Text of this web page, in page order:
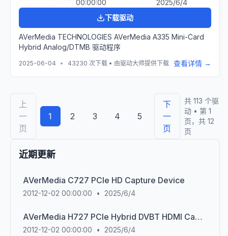
00:00:00
2025/6/4
下载驱动
AVerMedia TECHNOLOGIES AVerMedia A335 Mini-Card
Hybrid Analog/DTMB 驱动程序
2025-06-04 • 43230 次下载 • 由驱动大师提供下载 查看详情 →
上
一
页
1 2 3 4 5
下
一
页
共 113 个驱
动 • 第 1
页，共 12
页
近期更新
AVerMedia C727 PCIe HD Capture Device
2012-12-02 00:00:00 • 2025/6/4
AVerMedia H727 PCIe Hybrid DVBT HDMI Capture Device
2012-12-02 00:00:00 • 2025/6/4